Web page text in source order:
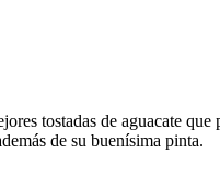
tostadas de aguacate que
de su buenísima pinta.